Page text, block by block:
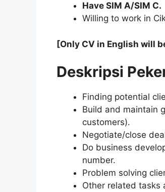
Have SIM A/SIM C.
Willing to work in
[Only CV in English will
Deskripsi
Finding potential
Build and maintain
customers).
Negotiate/close
Do business
number.
Problem solving
Other related tasks